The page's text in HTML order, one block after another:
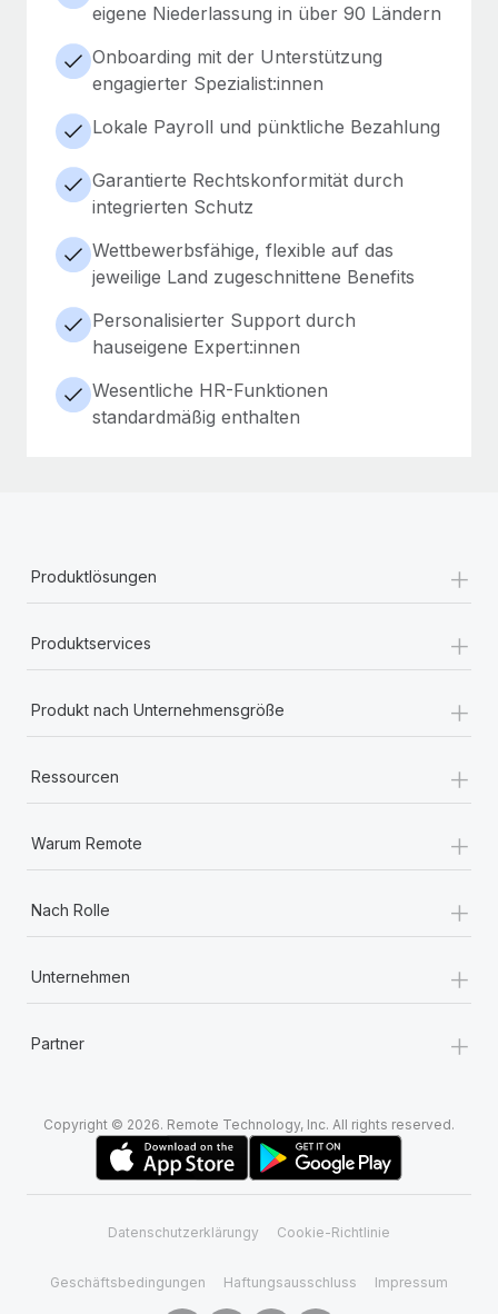
eigene Niederlassung in über 90 Ländern
Onboarding mit der Unterstützung
engagierter Spezialist:innen
Lokale Payroll und pünktliche Bezahlung
Garantierte Rechtskonformität durch
integrierten Schutz
Wettbewerbsfähige, flexible auf das
jeweilige Land zugeschnittene Benefits
Personalisierter Support durch
hauseigene Expert:innen
Wesentliche HR-Funktionen
standardmäßig enthalten
Produktlösungen +
Produktservices +
Produkt nach Unternehmensgröße +
Ressourcen +
Warum Remote +
Nach Rolle +
Unternehmen +
Partner +
Copyright © 2026. Remote Technology, Inc. All rights reserved.
Datenschutzerklärungy Cookie-Richtlinie
Geschäftsbedingungen Haftungsausschluss Impressum